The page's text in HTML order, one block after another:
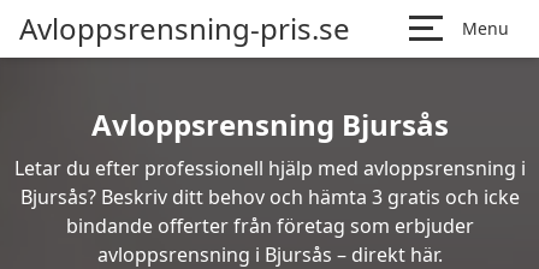
Avloppsrensning-pris.se Menu
Avloppsrensning Bjursås
Letar du efter professionell hjälp med avloppsrensning i
Bjursås? Beskriv ditt behov och hämta 3 gratis och icke
bindande offerter från företag som erbjuder
avloppsrensning i Bjursås – direkt här.